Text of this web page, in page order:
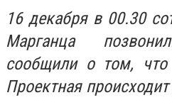
16 декабря в 00.30
Марганца
сообщили о том,
Проектная происходит